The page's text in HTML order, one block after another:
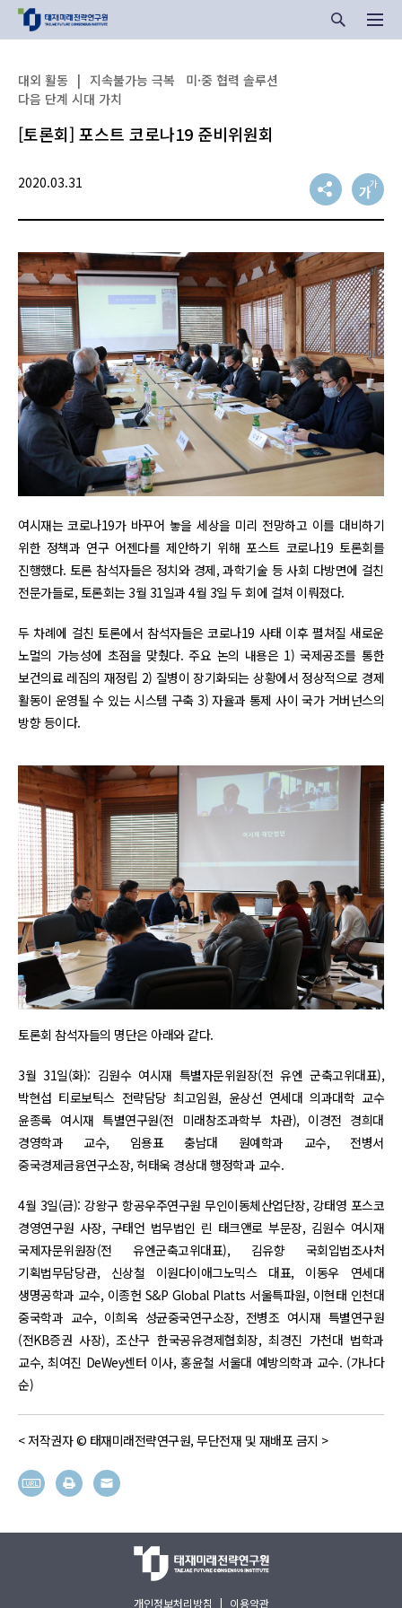
대외 활동 | 지속불가능 극복
미·중 협력 솔루션
다음 단계 시대 가치
[토론회] 포스트 코로나19 준비위원회
2020.03.31
여시재는 코로나19가 바꾸어 놓을 세상을 미리 전망하고 이를 대비하기
위한 정책과 연구 어젠다를 제안하기 위해 포스트 코로나19 토론회를
진행했다. 토론 참석자들은 정치와 경제, 과학기술 등 사회 다방면에 걸친
전문가들로, 토론회는 3월 31일과 4월 3일 두 회에 걸쳐 이뤄졌다.
두 차례에 걸친 토론에서 참석자들은 코로나19 사태 이후 펼쳐질 새로운
노멀의 가능성에 초점을 맞췄다. 주요 논의 내용은 1) 국제공조를 통한
보건의료 레짐의 재정립 2) 질병이 장기화되는 상황에서 정상적으로 경제
활동이 운영될 수 있는 시스템 구축 3) 자율과 통제 사이 국가 거버넌스의
방향 등이다.
토론회 참석자들의 명단은 아래와 같다.
3월 31일(화): 김원수 여시재 특별자문위원장(전 유엔 군축고위대표),
박현섭 티로보틱스 전략담당 최고임원, 윤상선 연세대 의과대학 교수
윤종록 여시재 특별연구원(전 미래창조과학부 차관), 이경전 경희대
경영학과 교수, 임용표 충남대 원예학과 교수, 전병서
중국경제금융연구소장, 허태욱 경상대 행정학과 교수.
4월 3일(금): 강왕구 항공우주연구원 무인이동체산업단장, 강태영 포스코
경영연구원 사장, 구태언 법무법인 린 태크앤로 부문장, 김원수 여시재
국제자문위원장(전 유엔군축고위대표), 김유향 국회입법조사처
기획법무담당관, 신상철 이원다이애그노믹스 대표, 이동우 연세대
생명공학과 교수, 이종헌 S&P Global Platts 서울특파원, 이현태 인천대
중국학과 교수, 이희옥 성균중국연구소장, 전병조 여시재 특별연구원
(전KB증권 사장), 조산구 한국공유경제협회장, 최경진 가천대 법학과
교수, 최여진 DeWey센터 이사, 홍윤철 서울대 예방의학과 교수. (가나다
순)
< 저작권자 © 태재미래전략연구원, 무단전재 및 재배포 금지 >
개인정보처리방침 | 이용약관